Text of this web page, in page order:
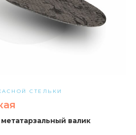
СТЕЛЬКИ
валик